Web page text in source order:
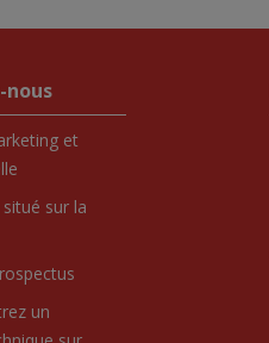
nous
et
sur la
un